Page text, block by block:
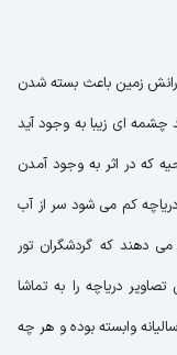
اثر رانش زمین باعث بسته شدن
ای زیبا به وجود آید
که در اثر به وجود آمدن
دریاچه کم می شود سر از آب
دهند که گردشگران تور
دریاچه را به تماشا
وابسته بوده و هر چه